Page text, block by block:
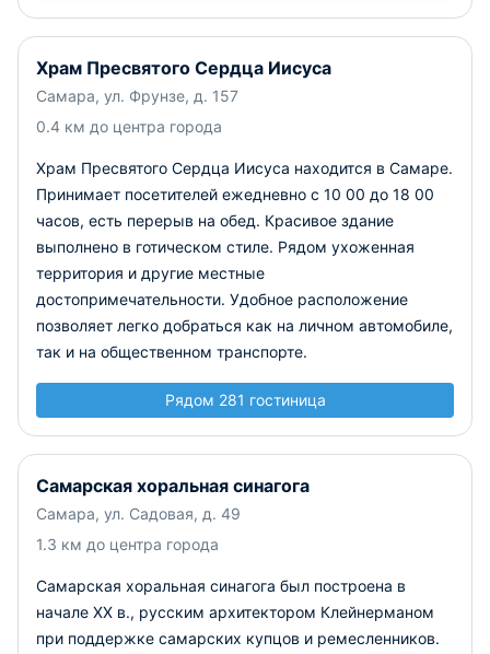
Храм Пресвятого Сердца Иисуса
Самара, ул. Фрунзе, д. 157
0.4 км до центра города
Храм Пресвятого Сердца Иисуса находится в Самаре.
Принимает посетителей ежедневно с 10 00 до 18 00
часов, есть перерыв на обед. Красивое здание
выполнено в готическом стиле. Рядом ухоженная
территория и другие местные
достопримечательности. Удобное расположение
позволяет легко добраться как на личном автомобиле,
так и на общественном транспорте.
Рядом 281 гостиница
Самарская хоральная синагога
Самара, ул. Садовая, д. 49
1.3 км до центра города
Самарская хоральная синагога был построена в
начале XX в., русским архитектором Клейнерманом
при поддержке самарских купцов и ремесленников.